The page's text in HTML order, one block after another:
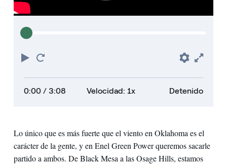
Play
0:00/ 3:08 Velocidad: 1x Detenido
Lo único que es más fuerte que el viento en Oklahoma es el
carácter de la gente, y en Enel Green Power queremos sacarle
partido a ambos. De Black Mesa a las Osage Hills, estamos